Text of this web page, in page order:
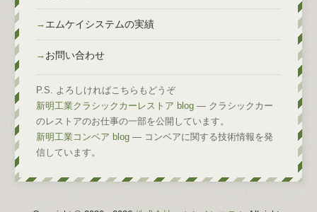
エムケイシステムの実績
お問い合わせ
P.S. よろしければこちらもどうぞ
新明工業クラシックカーレストア blog — クラシックカー
のレストアのお仕事の一部を公開しています。
新明工業コンベア blog — コンベアに関する技術情報を発
信しています。